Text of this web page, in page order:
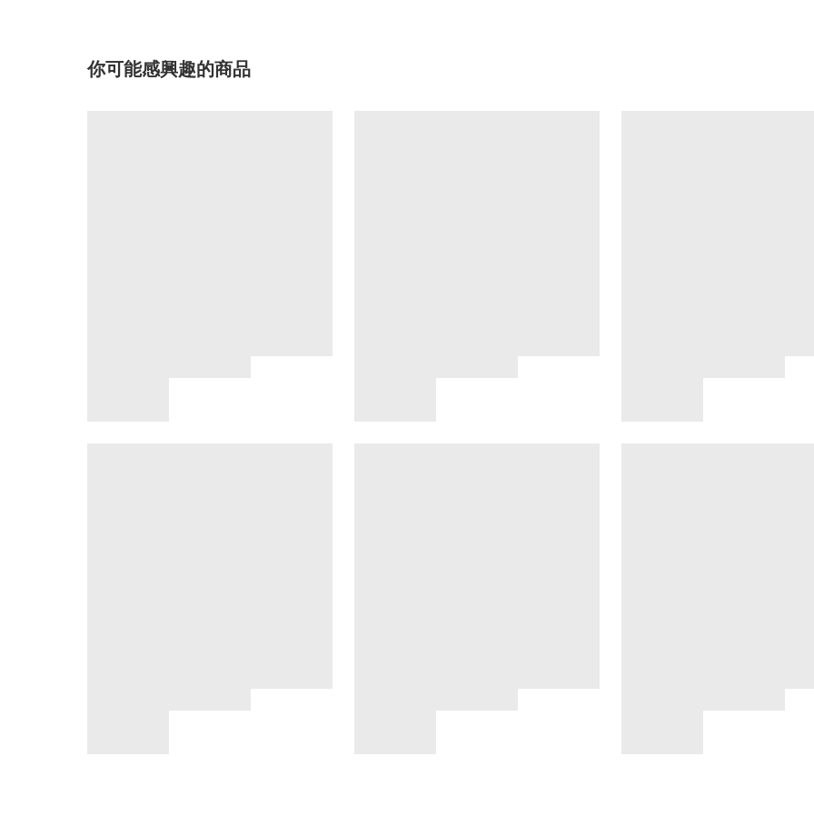
你可能感興趣的商品